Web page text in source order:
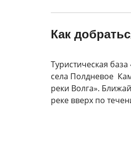
Как
Туристическая
села Полдневое
реки Волга».
реке вверх по